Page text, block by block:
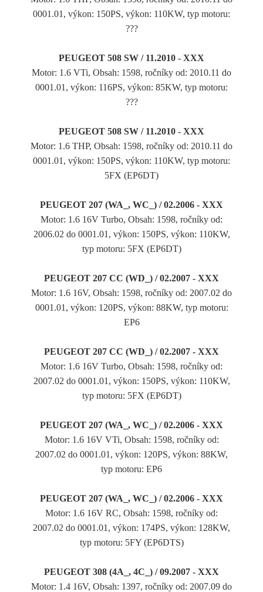
0001.01, výkon: 150PS, výkon: 110KW, typ motoru:
???
PEUGEOT 508 SW / 11.2010 - XXX
Motor: 1.6 VTi, Obsah: 1598, ročníky od: 2010.11 do
0001.01, výkon: 116PS, výkon: 85KW, typ motoru:
???
PEUGEOT 508 SW / 11.2010 - XXX
Motor: 1.6 THP, Obsah: 1598, ročníky od: 2010.11 do
0001.01, výkon: 150PS, výkon: 110KW, typ motoru:
5FX (EP6DT)
PEUGEOT 207 (WA_, WC_) / 02.2006 - XXX
Motor: 1.6 16V Turbo, Obsah: 1598, ročníky od:
2006.02 do 0001.01, výkon: 150PS, výkon: 110KW,
typ motoru: 5FX (EP6DT)
PEUGEOT 207 CC (WD_) / 02.2007 - XXX
Motor: 1.6 16V, Obsah: 1598, ročníky od: 2007.02 do
0001.01, výkon: 120PS, výkon: 88KW, typ motoru:
EP6
PEUGEOT 207 CC (WD_) / 02.2007 - XXX
Motor: 1.6 16V Turbo, Obsah: 1598, ročníky od:
2007.02 do 0001.01, výkon: 150PS, výkon: 110KW,
typ motoru: 5FX (EP6DT)
PEUGEOT 207 (WA_, WC_) / 02.2006 - XXX
Motor: 1.6 16V VTi, Obsah: 1598, ročníky od:
2007.02 do 0001.01, výkon: 120PS, výkon: 88KW,
typ motoru: EP6
PEUGEOT 207 (WA_, WC_) / 02.2006 - XXX
Motor: 1.6 16V RC, Obsah: 1598, ročníky od:
2007.02 do 0001.01, výkon: 174PS, výkon: 128KW,
typ motoru: 5FY (EP6DTS)
PEUGEOT 308 (4A_, 4C_) / 09.2007 - XXX
Motor: 1.4 16V, Obsah: 1397, ročníky od: 2007.09 do